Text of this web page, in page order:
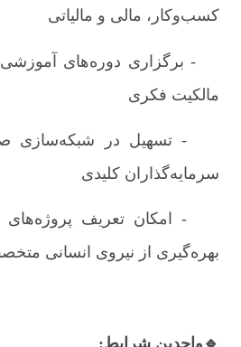
کسب‌‌وکار، مالی و مالیاتی
- برگزاری دوره‌های آموزشی
مالکیت فکری
- تسهیل در شبکه‌سازی
سرمایه‌گذاران کلیدی
- امکان تعریف پروژه‌های
بهره‌گیری از نیروی انسانی
🔹واجدین شرایط: